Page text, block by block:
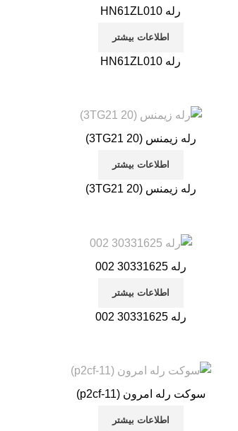
رله HN61ZL010
اطلاعات بیشتر
رله HN61ZL010
رله زیمنس (3TG21 20)
اطلاعات بیشتر
رله زیمنس (3TG21 20)
رله 30331625 002
اطلاعات بیشتر
رله 30331625 002
سوکت رله امرون (p2cf-11)
اطلاعات بیشتر